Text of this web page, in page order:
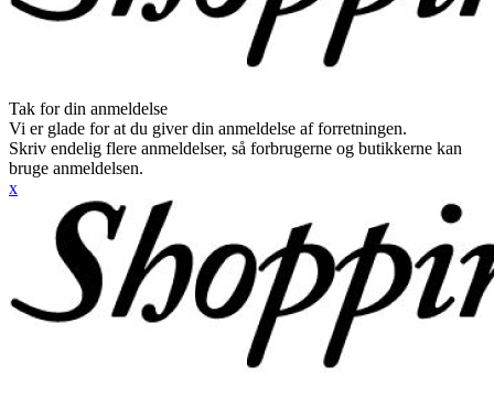
Tak for din anmeldelse
Vi er glade for at du giver din anmeldelse af forretningen.
Skriv endelig flere anmeldelser, så forbrugerne og butikkerne kan
bruge anmeldelsen.
x